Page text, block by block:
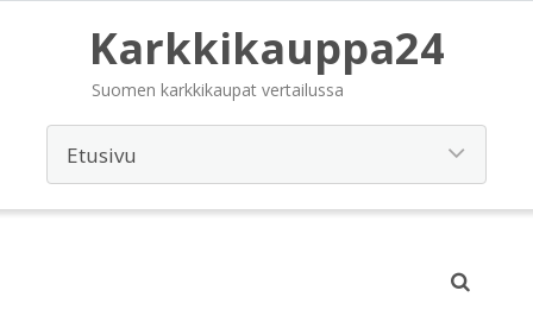
Karkkikauppa24
Suomen karkkikaupat vertailussa